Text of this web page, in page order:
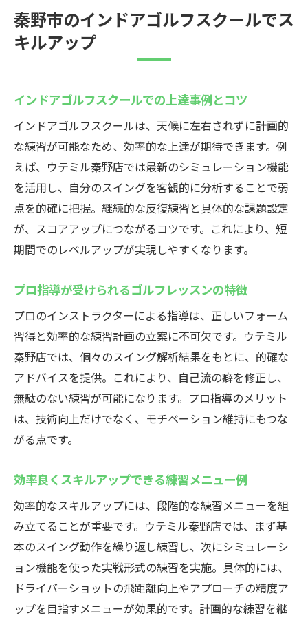
秦野市のインドアゴルフスクールでス
キルアップ
インドアゴルフスクールでの上達事例とコツ
インドアゴルフスクールは、天候に左右されずに計画的
な練習が可能なため、効率的な上達が期待できます。例
えば、ウテミル秦野店では最新のシミュレーション機能
を活用し、自分のスイングを客観的に分析することで弱
点を的確に把握。継続的な反復練習と具体的な課題設定
が、スコアアップにつながるコツです。これにより、短
期間でのレベルアップが実現しやすくなります。
プロ指導が受けられるゴルフレッスンの特徴
プロのインストラクターによる指導は、正しいフォーム
習得と効率的な練習計画の立案に不可欠です。ウテミル
秦野店では、個々のスイング解析結果をもとに、的確な
アドバイスを提供。これにより、自己流の癖を修正し、
無駄のない練習が可能になります。プロ指導のメリット
は、技術向上だけでなく、モチベーション維持にもつな
がる点です。
効率良くスキルアップできる練習メニュー例
効率的なスキルアップには、段階的な練習メニューを組
み立てることが重要です。ウテミル秦野店では、まず基
本のスイング動作を繰り返し練習し、次にシミュレーシ
ョン機能を使った実戦形式の練習を実施。具体的には、
ドライバーショットの飛距離向上やアプローチの精度ア
ップを目指すメニューが効果的です。計画的な練習を継